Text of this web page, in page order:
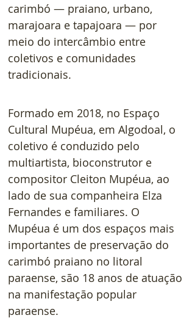
carimbó — praiano, urbano,
marajoara e tapajoara — por
meio do intercâmbio entre
coletivos e comunidades
tradicionais.
Formado em 2018, no Espaço
Cultural Mupéua, em Algodoal, o
coletivo é conduzido pelo
multiartista, bioconstrutor e
compositor Cleiton Mupéua, ao
lado de sua companheira Elza
Fernandes e familiares. O
Mupéua é um dos espaços mais
importantes de preservação do
carimbó praiano no litoral
paraense, são 18 anos de atuação
na manifestação popular
paraense.